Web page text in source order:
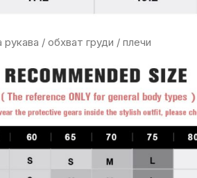
/ обхват груди / плечи